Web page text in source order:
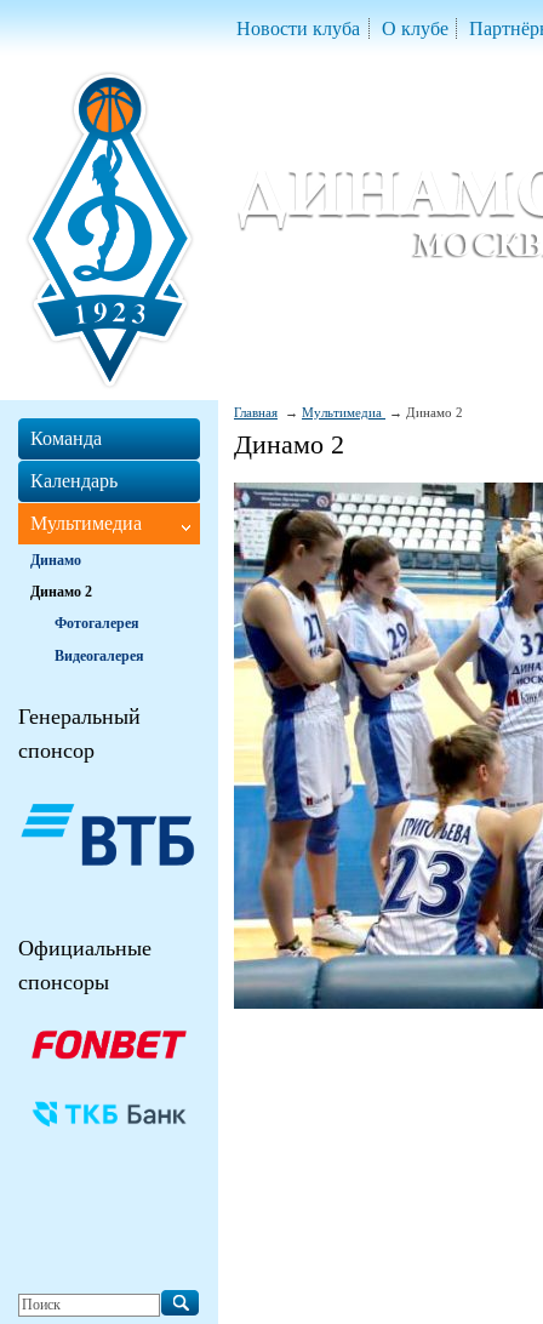
Новости клуба О клубе
Главная Мультимедиа Динамо 2
Динамо 2
Команда
Календарь
Мультимедиа
Динамо
Динамо 2
Фотогалерея
Видеогалерея
Генеральный
спонсор
Официальные
спонсоры